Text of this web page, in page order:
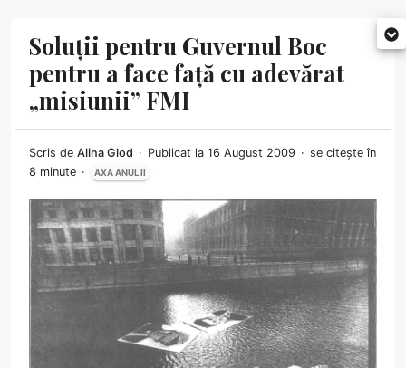
Soluții pentru Guvernul Boc
pentru a face față cu adevărat
„misiunii” FMI
Scris de Alina Glod Publicat la 16 August 2009
se citește în
8 minute
AXA ANUL II